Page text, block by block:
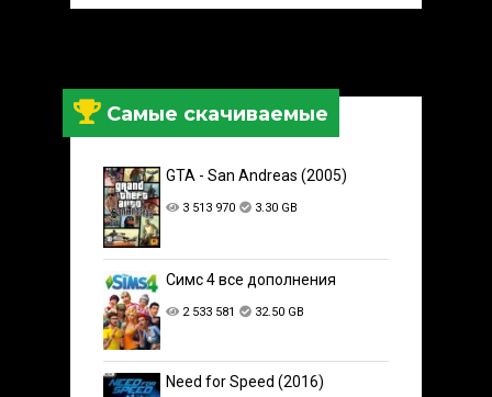
Самые скачиваемые
GTA - San Andreas (2005)
3 513 970 3.30 GB
Симс 4 все дополнения
2 533 581 32.50 GB
Need for Speed (2016)